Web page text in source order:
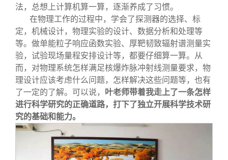
法，总想上计算机算一算，逐渐养成了习惯。
在物理工作的过程中，学会了探测器的选择、标
定，机械设计，物理实验的设计、数据分析和处理等
等。做单能粒子响应函数实验、厚靶韧致辐射谱测量实
验，试验现场量程安排设计等，都要仔细算一算。从
而，对物理系统怎样满足核爆炸脉冲射线测量要求，物
理设计应该考虑什么问题，怎样解决这些问题等，也有
了一定的了解。可以说， 叶老师带着我走上了一条怎样
进行科学研究的正确道路，打下了独立开展科学技术研
究的基础和能力。